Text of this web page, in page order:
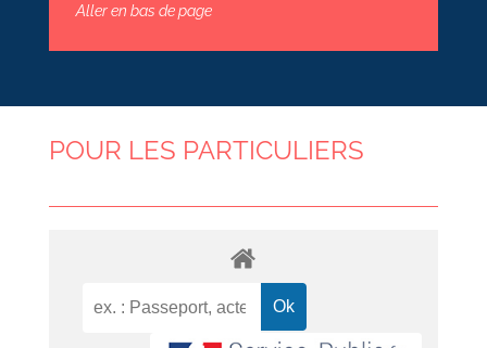
Aller en bas de page
POUR LES PARTICULIERS